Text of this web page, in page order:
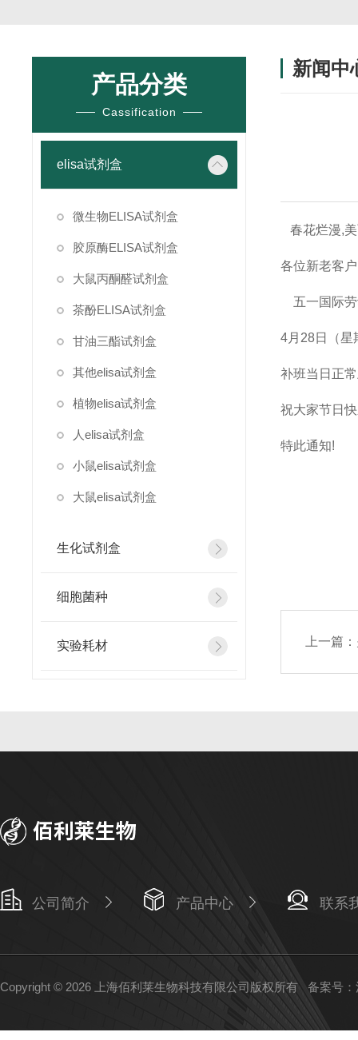
产品分类
Cassification
elisa试剂盒
微生物ELISA试剂盒
胶原酶ELISA试剂盒
大鼠丙酮醛试剂盒
茶酚ELISA试剂盒
甘油三酯试剂盒
其他elisa试剂盒
植物elisa试剂盒
人elisa试剂盒
小鼠elisa试剂盒
大鼠elisa试剂盒
生化试剂盒
细胞菌种
实验耗材
新闻中
春花烂漫,
各位新老客
五一国际劳
4月28日（星
补班当日正
祝大家节日
特此通知!
上一篇：
公司简介 产品中心 联系
Copyright © 2026 上海佰利莱生物科技有限公司版权所有 备案号：